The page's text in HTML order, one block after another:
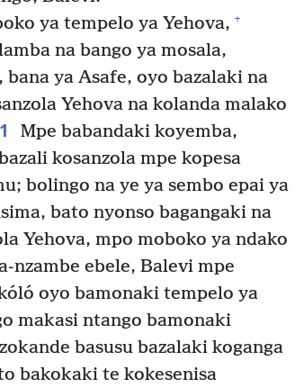
ya tempelo ya Yehova, +
na bango ya mosala,
bana ya Asafe, oyo bazalaki na
Yehova na kolanda malako
Mpe babandaki koyemba,
kosanzola mpe kopesa
bolingo na ye ya sembo epai ya
bato nyonso bagangaki na
Yehova, mpo moboko ya ndako
nzambe ebele, Balevi mpe
oyo bamonaki tempelo ya
makasi ntango bamonaki
basusu bazalaki koganga
bakokaki te kokesenisa